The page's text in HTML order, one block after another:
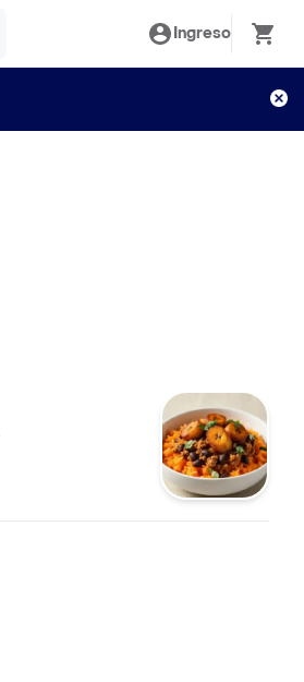
Ingreso